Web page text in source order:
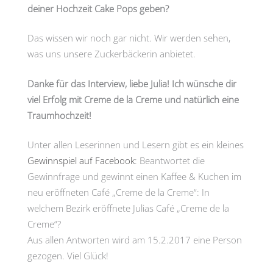
deiner Hochzeit Cake Pops geben?
Das wissen wir noch gar nicht. Wir werden sehen,
was uns unsere Zuckerbäckerin anbietet.
Danke für das Interview, liebe Julia! Ich wünsche dir
viel Erfolg mit Creme de la Creme und natürlich eine
Traumhochzeit!
Unter allen Leserinnen und Lesern gibt es ein kleines
Gewinnspiel auf Facebook: Beantwortet die
Gewinnfrage und gewinnt einen Kaffee & Kuchen im
neu eröffneten Café „Creme de la Creme“: In
welchem Bezirk eröffnete Julias Café „Creme de la
Creme“?
Aus allen Antworten wird am 15.2.2017 eine Person
gezogen. Viel Glück!